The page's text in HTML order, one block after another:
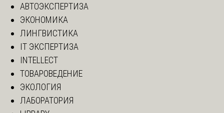
АВТОЭКСПЕРТИЗА
ЭКОНОМИКА
ЛИНГВИСТИКА
IT ЭКСПЕРТИЗА
INTELLECT
ТОВАРОВЕДЕНИЕ
ЭКОЛОГИЯ
ЛАБОРАТОРИЯ